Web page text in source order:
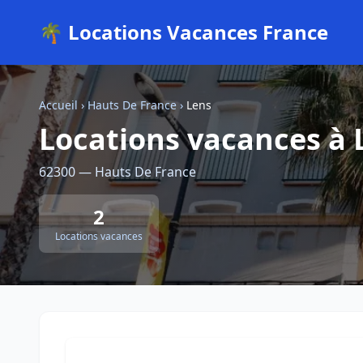
🌴 Locations Vacances France
Accueil › Hauts De France› Lens
Locations vacances à
62300 — Hauts De France
2
Locations vacances